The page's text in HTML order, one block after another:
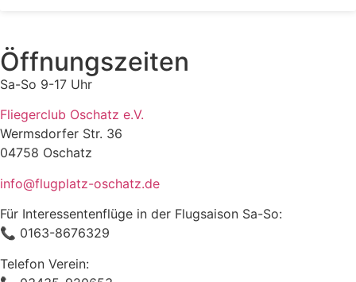
Öffnungszeiten
Sa-So 9-17 Uhr
Fliegerclub Oschatz e.V.
Wermsdorfer Str. 36
04758 Oschatz
info@flugplatz-oschatz.de
Für Interessentenflüge in der Flugsaison Sa-So:
📞 0163-8676329
Telefon Verein: